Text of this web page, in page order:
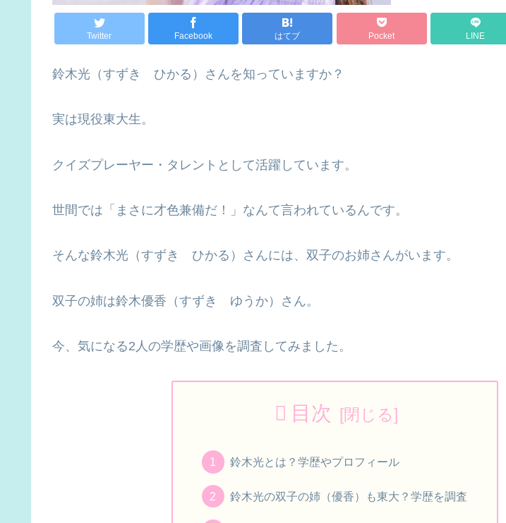
Twitter Facebook はてブ Pocket LINE
鈴木光（すずき ひかる）さんを知っていますか？
実は現役東大生。
クイズプレーヤー・タレントとして活躍しています。
世間では「まさに才色兼備だ！」なんて言われているんです。
そんな鈴木光（すずき ひかる）さんには、双子のお姉さんがいます。
双子の姉は鈴木優香（すずき ゆうか）さん。
今、気になる2人の学歴や画像を調査してみました。
目次
鈴木光とは？学歴やプロフィール
鈴木光の双子の姉（優香）も東大？学歴を調査